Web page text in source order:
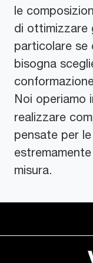
le
di ottimizzare
particolare se
bisogna
Noi operiamo
realizzare
pensate per
misura.